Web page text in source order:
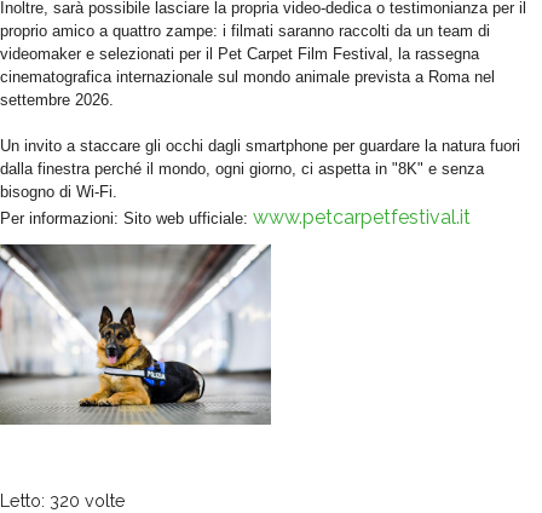
Inoltre, sarà possibile lasciare la propria video-dedica o testimonianza per il
proprio amico a quattro zampe: i filmati saranno raccolti da un team di
videomaker e selezionati per il Pet Carpet Film Festival, la rassegna
cinematografica internazionale sul mondo animale prevista a Roma nel
settembre 2026.
Un invito a staccare gli occhi dagli smartphone per guardare la natura fuori
dalla finestra perché il mondo, ogni giorno, ci aspetta in "8K" e senza
bisogno di Wi-Fi.
Per informazioni: Sito web ufficiale: www.petcarpetfestival.it
Letto: 320 volte